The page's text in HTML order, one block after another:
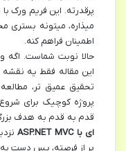
پرقدرته. این فریم ورک
میذاره، میتونه بستری
اطمینان فراهم کنه.
حالا نوبت شماست. اگه
این مقاله فقط یه نقشه
تحقیق عمیق تر،
پروژه کوچیک برای
قدم به قدم به هدف
ای با ASP.NET MVC
پر از فرصته، پس دست به